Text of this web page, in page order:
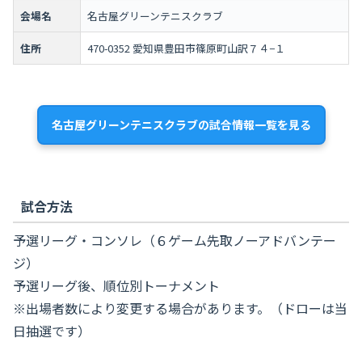
会場名 名古屋グリーンテニスクラブ
住所 470-0352 愛知県豊田市篠原町山訳７４−１
名古屋グリーンテニスクラブの試合情報一覧を見る
試合方法
予選リーグ・コンソレ（６ゲーム先取ノーアドバンテー
ジ）
予選リーグ後、順位別トーナメント
※出場者数により変更する場合があります。（ドローは当
日抽選です）